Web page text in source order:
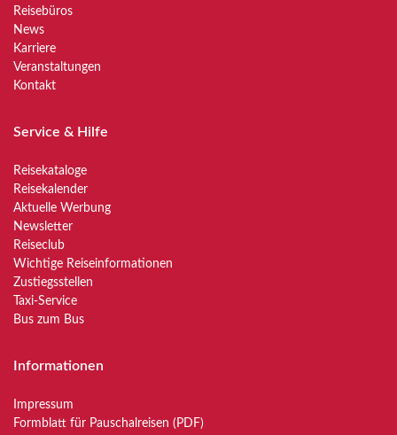
Reisebüros
News
Karriere
Veranstaltungen
Kontakt
Service & Hilfe
Reisekataloge
Reisekalender
Aktuelle Werbung
Newsletter
Reiseclub
Wichtige Reiseinformationen
Zustiegsstellen
Taxi-Service
Bus zum Bus
Informationen
Impressum
Formblatt für Pauschalreisen (PDF)